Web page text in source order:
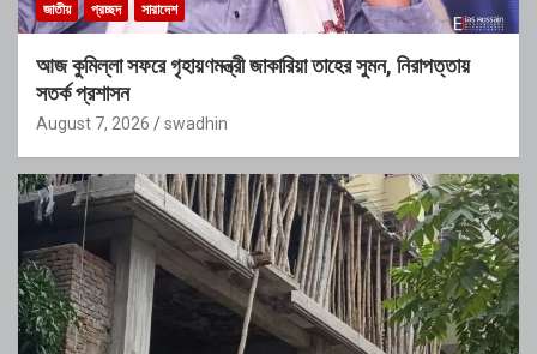
জাতীয় প্রচ্ছদ সারাদেশ
আজ কুমিল্লা সফরে গৃহায়ণমন্ত্রী জাকারিয়া তাহের সুমন, নিরাপত্তায়
সতর্ক প্রশাসন
August 7, 2026 swadhin